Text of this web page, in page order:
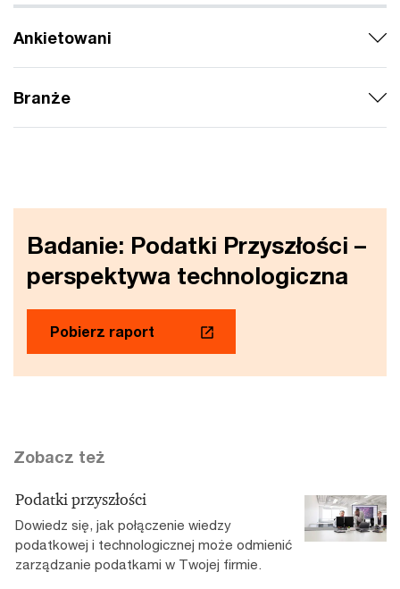
Ankietowani
Branże
Badanie: Podatki Przyszłości –
perspektywa technologiczna
Pobierz raport
Zobacz też
Podatki przyszłości
Dowiedz się, jak połączenie wiedzy
podatkowej i technologicznej może odmienić
zarządzanie podatkami w Twojej firmie.